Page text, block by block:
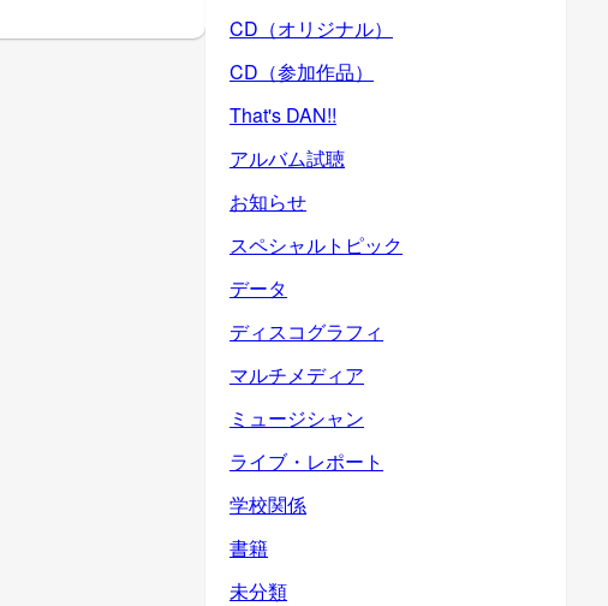
CD（オリジナル）
CD（参加作品）
That's DAN!!
アルバム試聴
お知らせ
スペシャルトピック
データ
ディスコグラフィ
マルチメディア
ミュージシャン
ライブ・レポート
学校関係
書籍
未分類